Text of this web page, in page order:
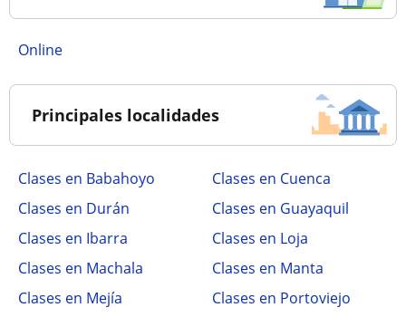
online
Principales localidades
Clases en Babahoyo
Clases en Cuenca
Clases en Durán
Clases en Guayaquil
Clases en Ibarra
Clases en Loja
Clases en Machala
Clases en Manta
Clases en Mejía
Clases en Portoviejo